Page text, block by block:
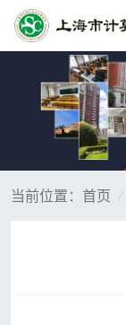
当前位置： 首页 /